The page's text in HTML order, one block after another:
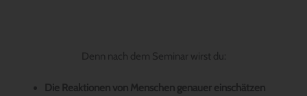
Denn nach dem Seminar wirst du:
Die Reaktionen von Menschen genauer einschätzen